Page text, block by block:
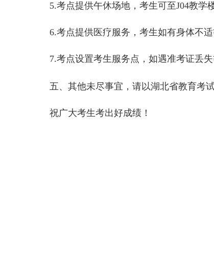
5.考点提供午休场地，考生可至J04教学
6.考点提供医疗服务，考生如有身体不
7.考点设置考生服务点，如遇准考证丢
五、其他未尽事宜，请以湖北省教育考
祝广大考生考出好成绩！